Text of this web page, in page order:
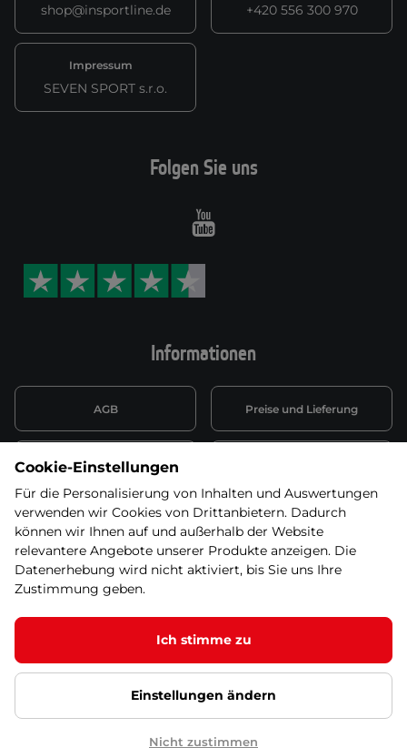
shop@insportline.de +420 556 300 970
Impressum
SEVEN SPORT s.r.o.
Informationen
AGB Preise und Lieferung
Datenschutzerklärung
Wiederufsbelehrung mit Link
zum Formular
Batterieentsorgung
Informationen zu Elektro-
und Elektonikgeräten
Widerruf erklären
Folgen Sie uns
Youtube
© 2026 SEVEN SPORT s.r.o Alle Rechte vorbehalten1
Datenschutzgrundsätze Google Datenschutz Google
Partnerseiten Cookie-Einstellungen
Cookie-Einstellungen
Für die Personalisierung von Inhalten und Auswertungen
verwenden wir Cookies von Drittanbietern. Dadurch
können wir Ihnen auf und außerhalb der Website
relevantere Angebote unserer Produkte anzeigen. Die
Datenerhebung wird nicht aktiviert, bis Sie uns Ihre
Zustimmung geben.
Ich stimme zu
Einstellungen ändern
Nicht zustimmen